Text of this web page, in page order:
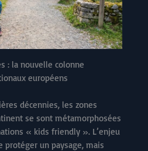
: la nouvelle colonne
européens
décennies, les zones
se sont métamorphosées
« kids friendly ». L’enjeu
protéger un paysage, mais